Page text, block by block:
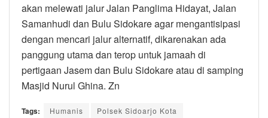
akan melewati jalur Jalan Panglima Hidayat, Jalan
Samanhudi dan Bulu Sidokare agar mengantisipasi
dengan mencari jalur alternatif, dikarenakan ada
panggung utama dan terop untuk jamaah di
pertigaan Jasem dan Bulu Sidokare atau di samping
Masjid Nurul Ghina. Zn
Tags: Humanis
Polsek Sidoarjo Kota